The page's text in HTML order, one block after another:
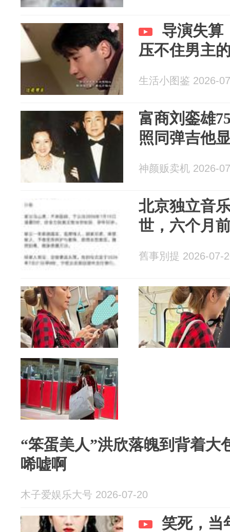
导演失算
压不住男主
生活小图鉴 2026-
富商刘銮雄
照同弹吉他
神颜贩卖机 2026-
北京独立音
世，六个月
舊事別提 2026-07-
“笨蛋美人”洪欣落魄到背着大
唏嘘啊
木子爱娱乐大号 2026-07-20
笑死，当